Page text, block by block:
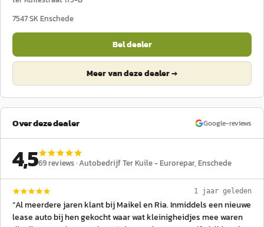
7547 SKEnschede
Bel dealer
Meer van deze dealer →
Over deze dealer Google-reviews
4,569reviews ·Autobedrijf Ter Kuile - Eurorepar, Enschede
1 jaar geleden
“Al meerdere jaren klant bij Maikel en Ria. Inmiddels een nieuwe
lease auto bij hen gekocht waar wat kleinigheidjes mee waren